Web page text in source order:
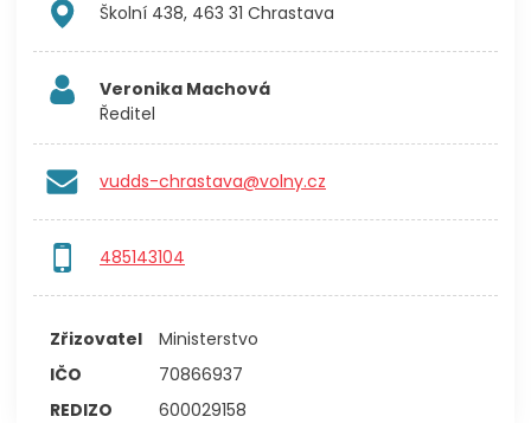
Školní 438, 463 31 Chrastava
Veronika Machová
Ředitel
vudds-chrastava@volny.cz
485143104
Zřizovatel
Ministerstvo
IČO
70866937
REDIZO
600029158